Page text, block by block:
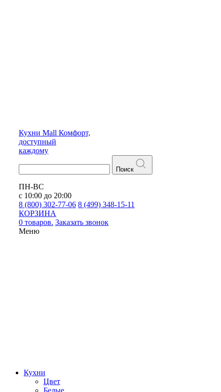
Кухни Mall Комфорт,
доступный
каждому
Поиск
ПН-ВС
с 10:00 до 20:00
8 (800) 302-77-06 8 (499) 348-15-11
КОРЗИНА
0 товаров. Заказать звонок
Меню
Кухни
Цвет
Белые